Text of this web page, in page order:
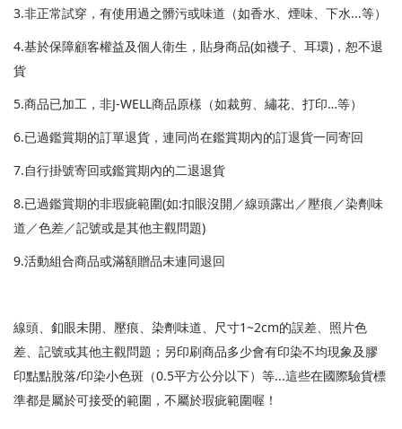
3.非正常試穿，有使用過之髒污或味道（如香水、煙味、下水...等）
4.基於保障顧客權益及個人衛生，貼身商品(如襪子、耳環)，恕不退
貨
5.商品已加工，非J-WELL商品原樣（如裁剪、繡花、打印…等）
6.已過鑑賞期的訂單退貨，連同尚在鑑賞期內的訂退貨一同寄回
7.自行掛號寄回或鑑賞期內的二退退貨
8.已過鑑賞期的非瑕疵範圍(如:扣眼沒開／線頭露出／壓痕／染劑味
道／色差／記號或是其他主觀問題)
9.活動組合商品或滿額贈品未連同退回
線頭、釦眼未開、壓痕、染劑味道、尺寸1~2cm的誤差、照片色
差、記號或其他主觀問題；另印刷商品多少會有印染不均現象及膠
印點點脫落/印染小色斑（0.5平方公分以下）等...這些在國際驗貨標
準都是屬於可接受的範圍，不屬於瑕疵範圍喔！